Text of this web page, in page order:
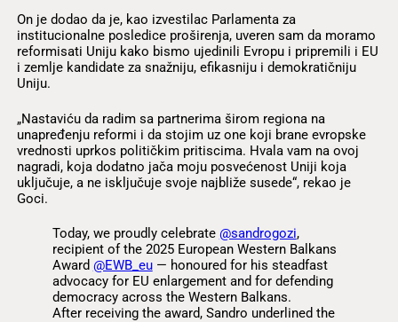
On je dodao da je, kao izvestilac Parlamenta za
institucionalne posledice proširenja, uveren sam da moramo
reformisati Uniju kako bismo ujedinili Evropu i pripremili i EU
i zemlje kandidate za snažniju, efikasniju i demokratičniju
Uniju.
„Nastaviću da radim sa partnerima širom regiona na
unapređenju reformi i da stojim uz one koji brane evropske
vrednosti uprkos političkim pritiscima. Hvala vam na ovoj
nagradi, koja dodatno jača moju posvećenost Uniji koja
uključuje, a ne isključuje svoje najbliže susede“, rekao je
Goci.
Today, we proudly celebrate @sandrogozi,
recipient of the 2025 European Western Balkans
Award @EWB_eu— honoured for his steadfast
advocacy for EU enlargement and for defending
democracy across the Western Balkans.
After receiving the award, Sandro underlined the